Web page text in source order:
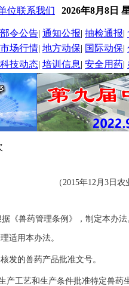
位联系我们 2026年8月8日
部令公告| 通知公报| 抽检通报|
市场行情| 地方动保| 国际动保|
科技动态| 培训信息| 安全用药|
（2015年12月3日
《兽药管理条例》，制定本办法
适用本办法。
发的兽药产品批准文号。
艺和生产条件批准特定兽药